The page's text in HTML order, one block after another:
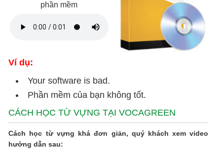
phần mềm
Ví dụ:
Your software is bad.
Phần mềm của bạn không tốt.
CÁCH HỌC TỪ VỰNG TẠI VOCAGREEN
Cách học từ vựng khá đơn giản, quý khách xem video
hướng dẫn sau: